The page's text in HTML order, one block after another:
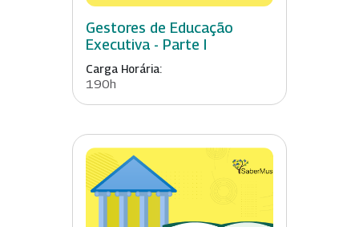
Gestores de Educação
Executiva - Parte I
Carga Horária:
190h